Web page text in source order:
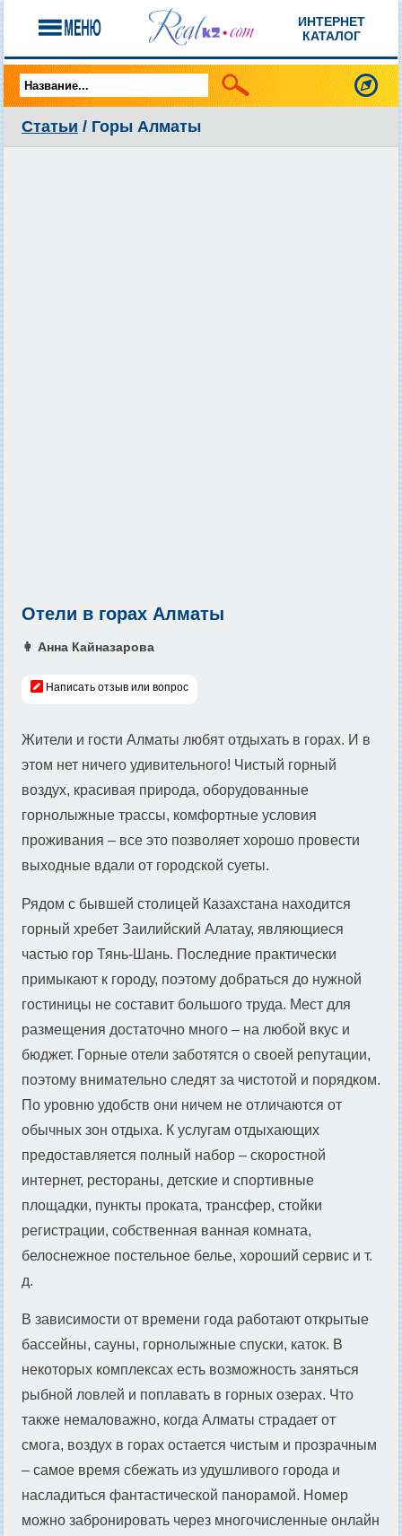
ИНТЕРНЕТ
КАТАЛОГ
Статьи / Горы Алматы
Отели в горах Алматы
👩 Анна Кайназарова
Написать отзыв или вопрос
Жители и гости Алматы любят отдыхать в горах. И в
этом нет ничего удивительного! Чистый горный
воздух, красивая природа, оборудованные
горнолыжные трассы, комфортные условия
проживания – все это позволяет хорошо провести
выходные вдали от городской суеты.
Рядом с бывшей столицей Казахстана находится
горный хребет Заилийский Алатау, являющиеся
частью гор Тянь-Шань. Последние практически
примыкают к городу, поэтому добраться до нужной
гостиницы не составит большого труда. Мест для
размещения достаточно много – на любой вкус и
бюджет. Горные отели заботятся о своей репутации,
поэтому внимательно следят за чистотой и порядком.
По уровню удобств они ничем не отличаются от
обычных зон отдыха. К услугам отдыхающих
предоставляется полный набор – скоростной
интернет, рестораны, детские и спортивные
площадки, пункты проката, трансфер, стойки
регистрации, собственная ванная комната,
белоснежное постельное белье, хороший сервис и т.
д.
В зависимости от времени года работают открытые
бассейны, сауны, горнолыжные спуски, каток. В
некоторых комплексах есть возможность заняться
рыбной ловлей и поплавать в горных озерах. Что
также немаловажно, когда Алматы страдает от
смога, воздух в горах остается чистым и прозрачным
– самое время сбежать из удушливого города и
насладиться фантастической панорамой. Номер
можно забронировать через многочисленные онлайн